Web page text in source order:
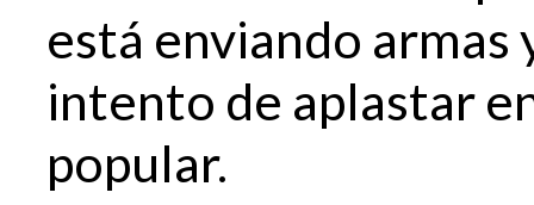
está enviando armas
intento de aplastar
popular.